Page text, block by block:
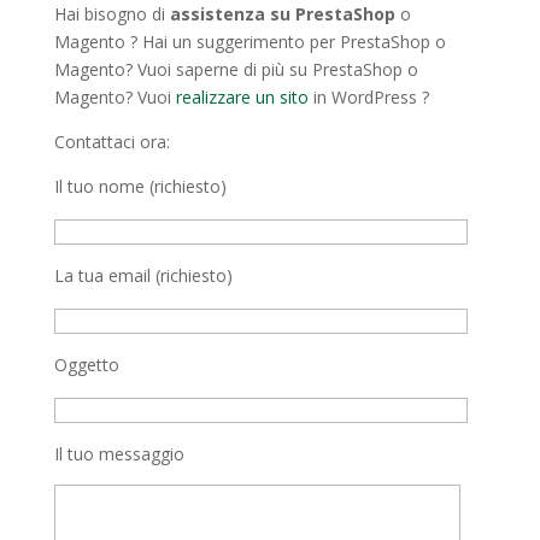
Hai bisogno di assistenza su PrestaShop o
Magento ? Hai un suggerimento per PrestaShop o
Magento? Vuoi saperne di più su PrestaShop o
Magento? Vuoi realizzare un sito in WordPress ?
Contattaci ora:
Il tuo nome (richiesto)
La tua email (richiesto)
Oggetto
Il tuo messaggio